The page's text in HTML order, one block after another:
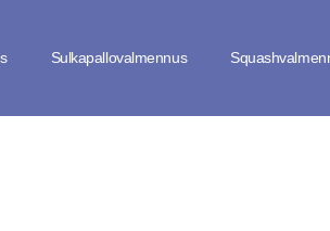
Sulkapallovalmennus